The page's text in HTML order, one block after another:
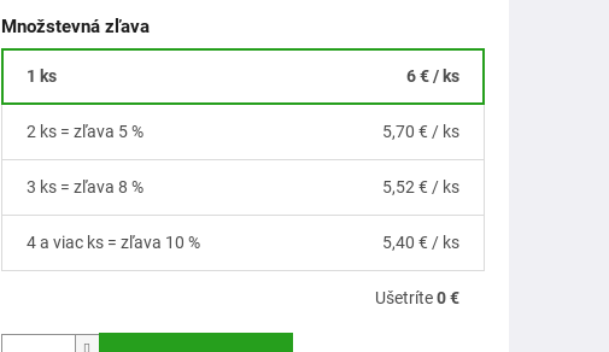
Množstevná zľava
1 ks 6 €/ ks
2 ks = zľava 5 % 5,70 € / ks
3 ks = zľava 8 % 5,52 € / ks
4 a viac ks = zľava 10 % 5,40 € / ks
Ušetríte0 €